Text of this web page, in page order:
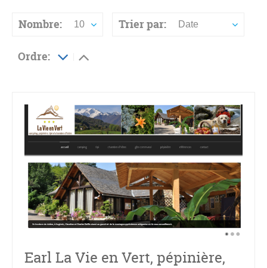
Nombre: 10 Trier par: Date
Ordre:
Earl La Vie en Vert, pépinière,